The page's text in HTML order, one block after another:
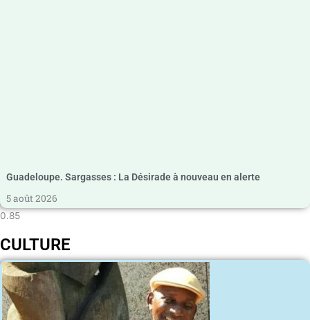
Guadeloupe. Sargasses : La Désirade à nouveau en alerte
5 août 2026
CULTURE